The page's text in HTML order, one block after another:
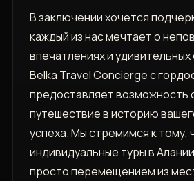
В заключении хочется
каждый из нас мечтает о
впечатлениях и удивительных
Belka Travel Concierge с
предоставляет возможность
путешествие в историю
успеха. Мы стремимся к тому,
индивидуальные туры в
просто перемещением из